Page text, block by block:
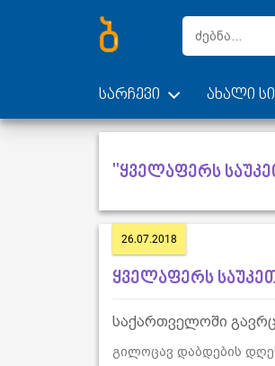
სარჩევი ახალი
"ყველაფერს
26.07.2018
ყველაფერს
საქართველოში
გილოცავ დაბდების